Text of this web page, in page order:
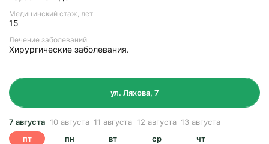
Медицинский стаж, лет
15
Лечение заболеваний
Хирургические заболевания.
ул. Ляхова, 7
7 августа
пт
10 августа
пн
11 августа
вт
12 августа
ср
13 августа
чт